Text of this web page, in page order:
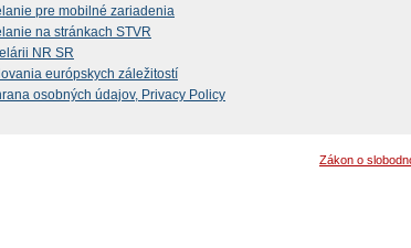
pre mobilné zariadenia
na stránkach STVR
NR SR
európskych záležitostí
osobných údajov, Privacy Policy
Zákon o